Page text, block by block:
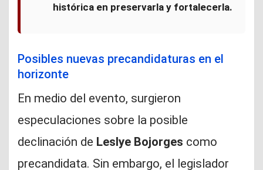
histórica en preservarla y fortalecerla.
Posibles nuevas precandidaturas en el
horizonte
En medio del evento, surgieron
especulaciones sobre la posible
declinación de Leslye Bojorges como
precandidata. Sin embargo, el legislador